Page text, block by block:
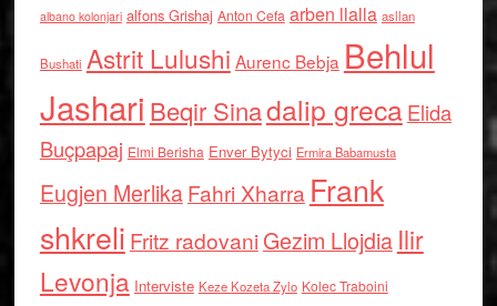
albano kolonjari alfons Grishaj Anton Cefa arben llalla asllan
Bushati Astrit Lulushi Aurenc Bebja Behlul
Jashari Beqir Sinadalip grecaElida
Buçpapaj Elmi Berisha Enver Bytyci Ermira Babamusta
Eugjen MerlikaFahri Xharra Frank
shkreli Fritz radovaniGezim Llojdia Ilir
Levonja Interviste Keze Kozeta Zylo Kolec Traboini